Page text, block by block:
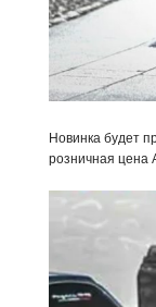
Новинка будет
розничная цена